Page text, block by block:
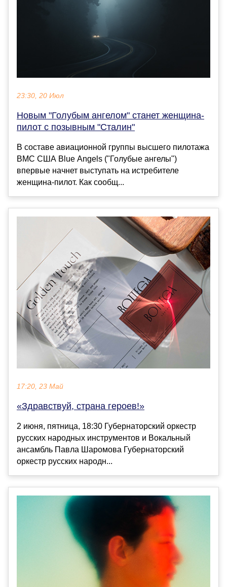
23:30, 20 Июл
Новым "Голубым ангелом" станет женщина-
пилот с позывным "Сталин"
В составе авиационной группы высшего пилотажа
ВМС США Blue Angels ("Голубые ангелы")
впервые начнет выступать на истребителе
женщина-пилот. Как сообщ...
17:20, 23 Май
«Здравствуй, страна героев!»
2 июня, пятница, 18:30 Губернаторский оркестр
русских народных инструментов и Вокальный
ансамбль Павла Шаромова Губернаторский
оркестр русских народн...